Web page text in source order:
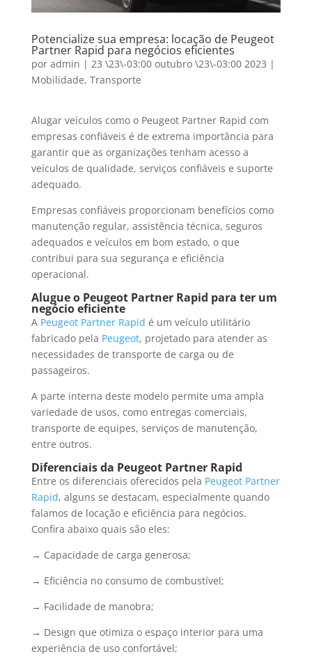
Potencialize sua empresa: locação de Peugeot
Partner Rapid para negócios eficientes
por admin | 23 \23\-03:00 outubro \23\-03:00 2023 |
Mobilidade, Transporte
Alugar veículos como o Peugeot Partner Rapid com
empresas confiáveis é de extrema importância para
garantir que as organizações tenham acesso a
veículos de qualidade, serviços confiáveis e suporte
adequado.
Empresas confiáveis proporcionam benefícios como
manutenção regular, assistência técnica, seguros
adequados e veículos em bom estado, o que
contribui para sua segurança e eficiência
operacional.
Alugue o Peugeot Partner Rapid para ter um
negócio eficiente
A Peugeot Partner Rapid é um veículo utilitário
fabricado pela Peugeot, projetado para atender as
necessidades de transporte de carga ou de
passageiros.
A parte interna deste modelo permite uma ampla
variedade de usos, como entregas comerciais,
transporte de equipes, serviços de manutenção,
entre outros.
Diferenciais da Peugeot Partner Rapid
Entre os diferenciais oferecidos pela Peugeot Partner
Rapid, alguns se destacam, especialmente quando
falamos de locação e eficiência para negócios.
Confira abaixo quais são eles:
→ Capacidade de carga generosa;
→ Eficiência no consumo de combustível;
→ Facilidade de manobra;
→ Design que otimiza o espaço interior para uma
experiência de uso confortável;